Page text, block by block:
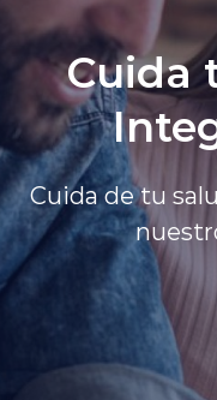
Telemedicina
Clínicas Dentales
Planes y
Pacientes Fonasa
Cuida
Cuida de tu